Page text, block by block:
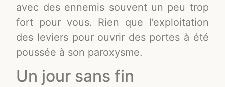
avec des ennemis souvent un peu trop
fort pour vous. Rien que l’exploitation
des leviers pour ouvrir des portes à été
poussée à son paroxysme.
Un jour sans fin